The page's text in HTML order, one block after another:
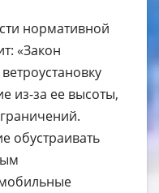
нормативной
«Закон
из-за ее высоты,
обустраивать